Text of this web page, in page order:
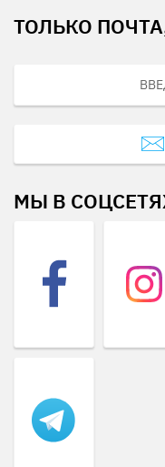
ТОЛЬКО
МЫ В